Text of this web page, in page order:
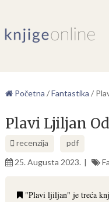
Početna /Fantastika /
Plavi Ljiljan
recenzija
pdf
25. Augusta 2023.
"Plavi ljiljan" je treća